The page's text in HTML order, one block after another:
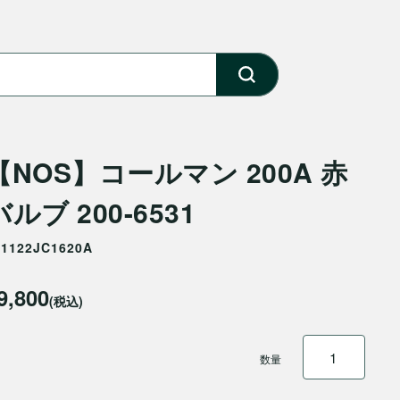
NOS】コールマン 200A 赤
ルブ 200-6531
(税込)
数量